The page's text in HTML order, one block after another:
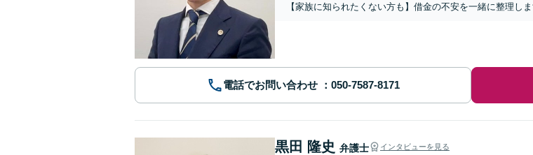
【家族に知られたくない方も】借金の不安を一緒に整理し
電話でお問い合わせ
黒田 隆史 弁護士 インタビューを見る